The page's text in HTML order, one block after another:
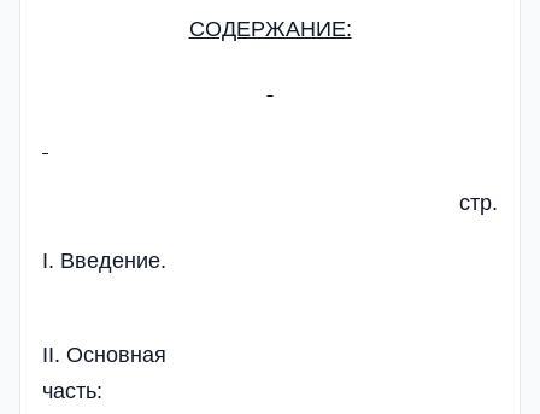
СОДЕРЖАНИЕ:
стр.
I. Введение.
II. Основная